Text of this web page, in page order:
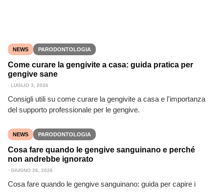
NEWS PARODONTOLOGIA
Come curare la gengivite a casa: guida pratica per
gengive sane
⋅ LUGLIO 3, 2026
Consigli utili su come curare la gengivite a casa e l'importanza
del supporto professionale per le gengive.
NEWS PARODONTOLOGIA
Cosa fare quando le gengive sanguinano e perché
non andrebbe ignorato
⋅ GIUGNO 26, 2026
Cosa fare quando le gengive sanguinano: guida per capire i